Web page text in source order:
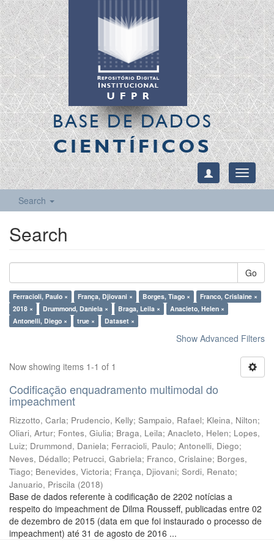
BASE DE DADOS
CIENTÍFICOS
Toggle
Search
Search
Go
Ferracioli, Paulo × França, Djiovani × Borges, Tiago ×
Franco, Crislaine ×
2018 ×
Drummond, Daniela × Braga, Leila ×
Anacleto, Helen ×
Antonelli, Diego ×
true × Dataset ×
Show Advanced Filters
Now showing items 1-1 of 1
Codificação enquadramento multimodal do
impeachment
Rizzotto, Carla; Prudencio, Kelly; Sampaio, Rafael; Kleina, Nilton;
Oliari, Artur; Fontes, Giulia; Braga, Leila; Anacleto, Helen; Lopes,
Luiz; Drummond, Daniela; Ferracioli, Paulo; Antonelli, Diego;
Neves, Dédallo; Petrucci, Gabriela; Franco, Crislaine; Borges,
Tiago; Benevides, Victoria; França, Djiovani; Sordi, Renato;
Januario, Priscila (2018)
Base de dados referente à codificação de 2202 notícias a
respeito do impeachment de Dilma Rousseff, publicadas entre 02
de dezembro de 2015 (data em que foi instaurado o processo de
impeachment) até 31 de agosto de 2016 ...